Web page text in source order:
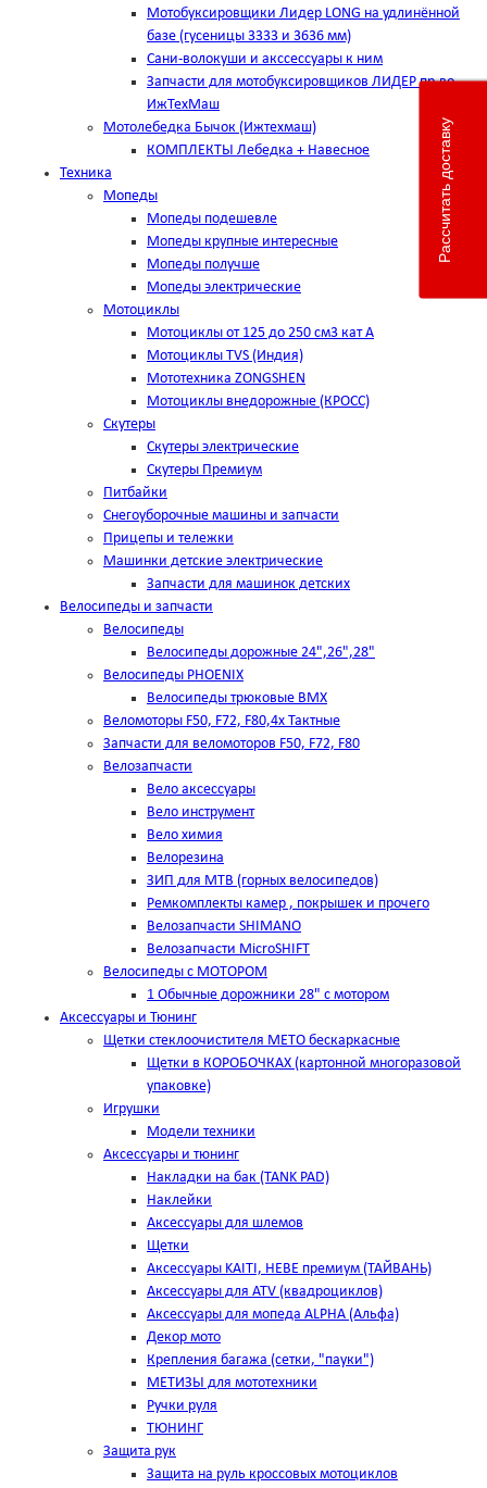
Мотобуксировщики Лидер LONG на удлинённой
базе (гусеницы 3333 и 3636 мм)
Сани-волокуши и акссессуары к ним
Запчасти для мотобуксировщиков ЛИДЕР пр-во
ИжТехМаш
Мотолебедка Бычок (Ижтехмаш)
КОМПЛЕКТЫ Лебедка + Навесное
Техника
Мопеды
Мопеды подешевле
Мопеды крупные интересные
Мопеды получше
Мопеды электрические
Мотоциклы
Мотоциклы от 125 до 250 см3 кат А
Мотоциклы TVS (Индия)
Мототехника ZONGSHEN
Мотоциклы внедорожные (КРОСС)
Скутеры
Скутеры электрические
Скутеры Премиум
Питбайки
Снегоуборочные машины и запчасти
Прицепы и тележки
Машинки детские электрические
Запчасти для машинок детских
Велосипеды и запчасти
Велосипеды
Велосипеды дорожные 24",26",28"
Велосипеды PHOENIX
Велосипеды трюковые BMX
Веломоторы F50, F72, F80,4х Тактные
Запчасти для веломоторов F50, F72, F80
Велозапчасти
Вело аксессуары
Вело инструмент
Вело химия
Велорезина
ЗИП для MTB (горных велосипедов)
Ремкомплекты камер , покрышек и прочего
Велозапчасти SHIMANO
Велозапчасти MicroSHIFT
Велосипеды с МОТОРОМ
1 Обычные дорожники 28" с мотором
Аксессуары и Тюнинг
Щетки стеклоочистителя METO бескаркасные
Щетки в КОРОБОЧКАХ (картонной многоразовой
упаковке)
Игрушки
Модели техники
Аксессуары и тюнинг
Накладки на бак (TANK PAD)
Наклейки
Аксессуары для шлемов
Щетки
Аксессуары KAITI, HEBE премиум (ТАЙВАНЬ)
Аксессуары для ATV (квадроциклов)
Аксессуары для мопеда ALPHA (Альфа)
Декор мото
Крепления багажа (сетки, "пауки")
МЕТИЗЫ для мототехники
Ручки руля
ТЮНИНГ
Защита рук
Защита на руль кроссовых мотоциклов
Рассчитать доставку